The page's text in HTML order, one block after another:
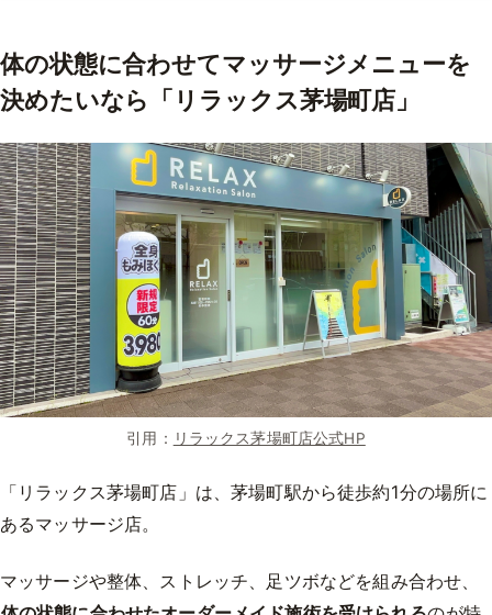
体の状態に合わせてマッサージメニューを
決めたいなら「リラックス茅場町店」
引用： リラックス茅場町店公式HP
「リラックス茅場町店」は、茅場町駅から徒歩約1分の場所に
あるマッサージ店。
マッサージや整体、ストレッチ、足ツボなどを組み合わせ、